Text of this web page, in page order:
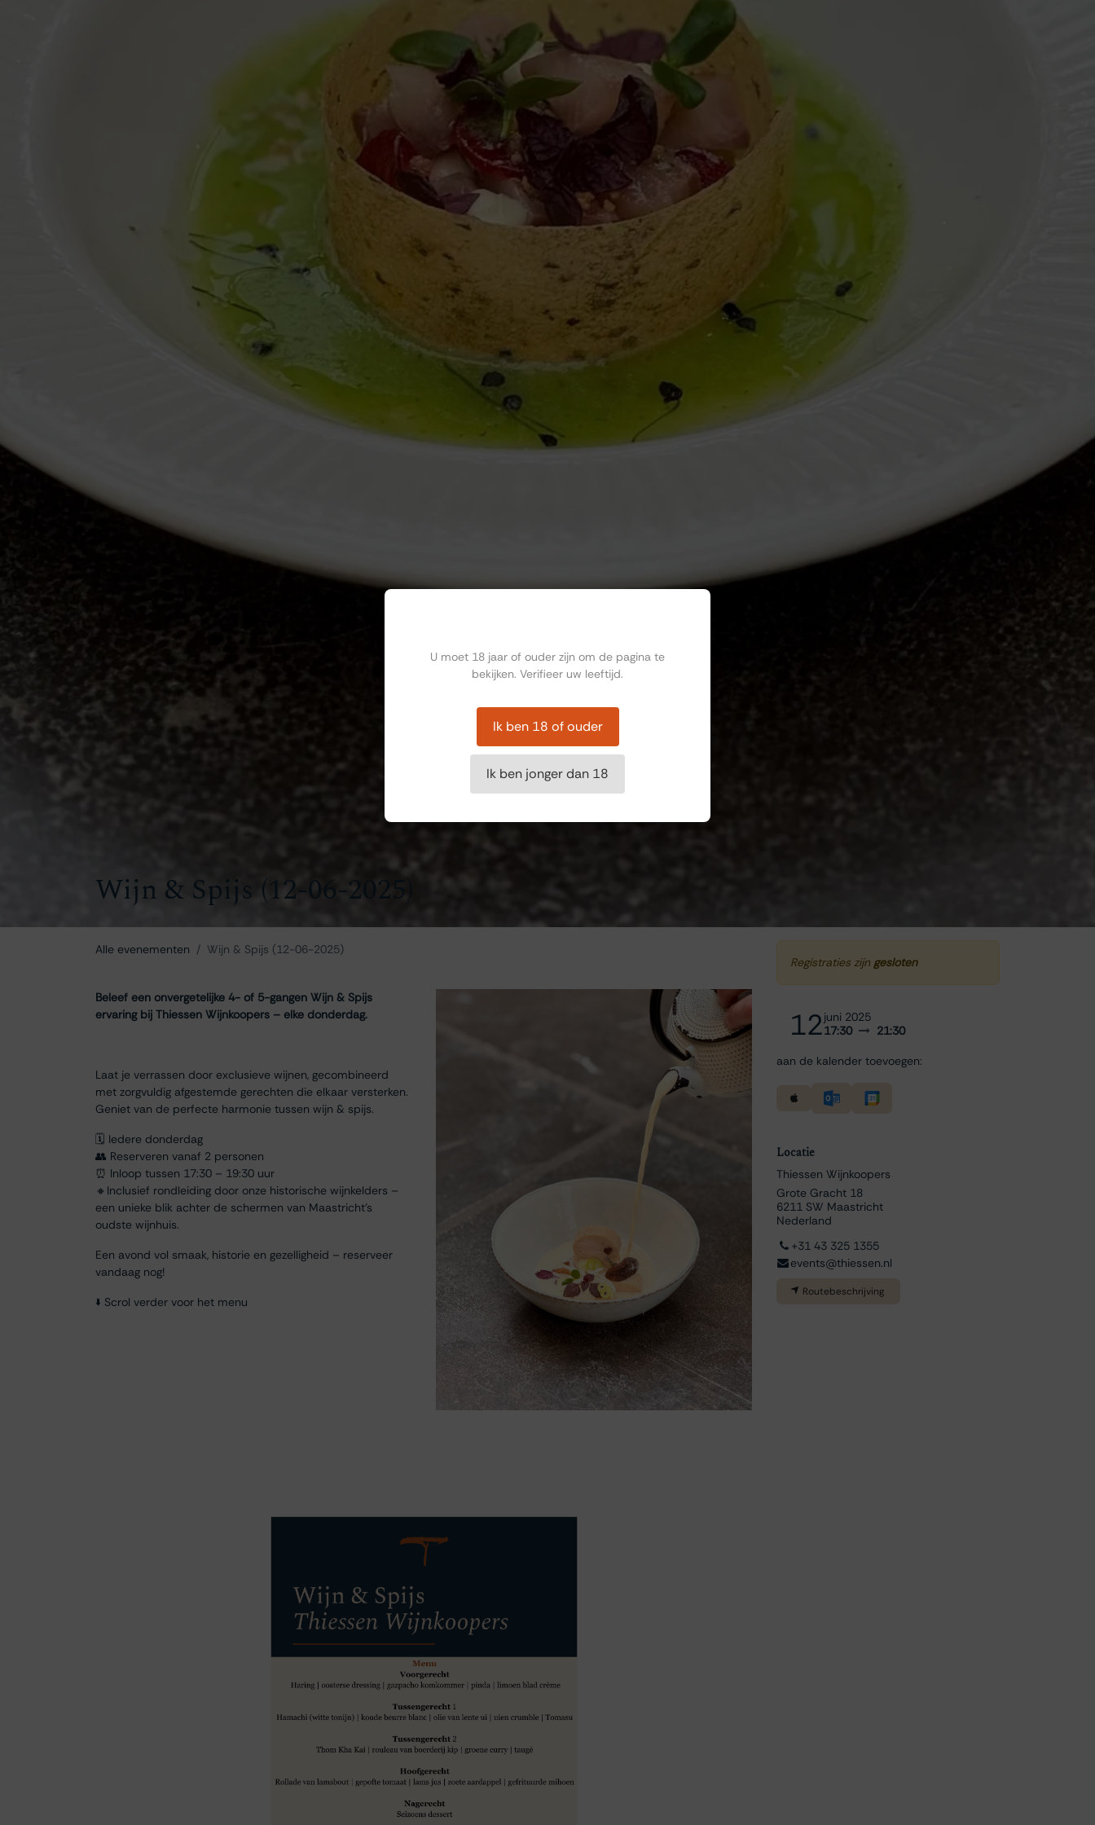
Wijn & Spijs (12-06-2025)
Alle evenementen Wijn & Spijs (12-06-2025)
Beleef een onvergetelijke 4- of 5-gangen Wijn & Spijs
ervaring bij Thiessen Wijnkoopers – elke donderdag.
Laat je verrassen door exclusieve wijnen, gecombineerd
met zorgvuldig afgestemde gerechten die elkaar versterken.
Geniet van de perfecte harmonie tussen wijn & spijs.
🗓 Iedere donderdag
👥 Reserveren vanaf 2 personen
⏰ Inloop tussen 17:30 – 19:30 uur
🔸Inclusief rondleiding door onze historische wijnkelders –
een unieke blik achter de schermen van Maastricht’s
oudste wijnhuis.
Een avond vol smaak, historie en gezelligheid – reserveer
vandaag nog!
🢛 Scrol verder voor het menu
Registraties zijn gesloten
12juni 2025
17:30
21:30
aan de kalender toevoegen:
Locatie
Thiessen Wijnkoopers
Grote Gracht 18
6211 SW Maastricht
Nederland
+31 43 325 1355
events@thiessen.nl
Routebeschrijving
U moet 18 jaar of ouder zijn om de pagina te
bekijken. Verifieer uw leeftijd.
Ik ben 18 of ouder
Ik ben jonger dan 18